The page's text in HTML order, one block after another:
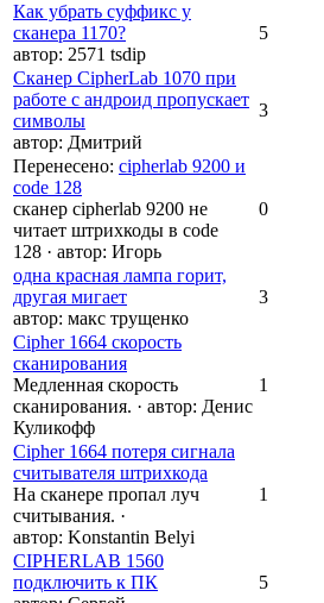
Как убрать суффикс у
сканера 1170?
автор: 2571 tsdip
5
Сканер CipherLab 1070 при
работе с андроид пропускает
символы
автор: Дмитрий
3
Перенесено: cipherlab 9200 и
code 128
сканер cipherlab 9200 не
читает штрихкоды в code
128 · автор: Игорь
0
одна красная лампа горит,
другая мигает
автор: макс трущенко
3
Cipher 1664 скорость
сканирования
Медленная скорость
сканирования. · автор: Денис
Куликофф
1
Cipher 1664 потеря сигнала
считывателя штрихкода
На сканере пропал луч
считывания. ·
автор: Konstantin Belyi
1
CIPHERLAB 1560
подключить к ПК
5